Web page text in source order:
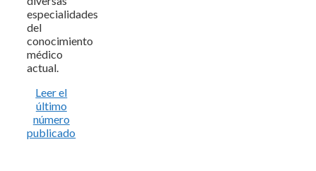
especialidades
del
conocimiento
médico
actual.
Leer el
último
número
publicado